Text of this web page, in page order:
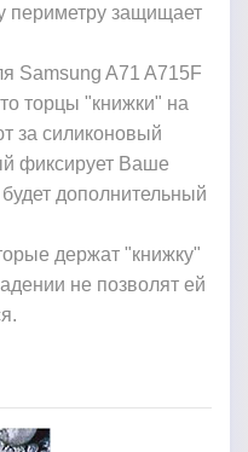
периметру защищает
Samsung A71 A715F
торцы "книжки" на
за силиконовый
фиксирует Ваше
дополнительный
держат "книжку"
не позволят ей